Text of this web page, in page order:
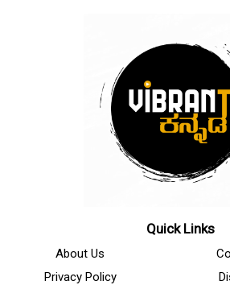
Quick Links
About Us
Privacy Policy